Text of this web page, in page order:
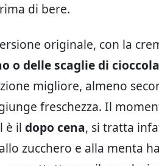
di bere.
originale, con la
o delle scaglie di
migliore, almeno
freschezza. Il
è il dopo cena, si tratta
zucchero e alla menta